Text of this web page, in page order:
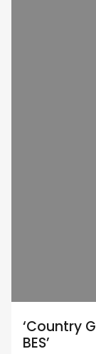
‘Country
BES’